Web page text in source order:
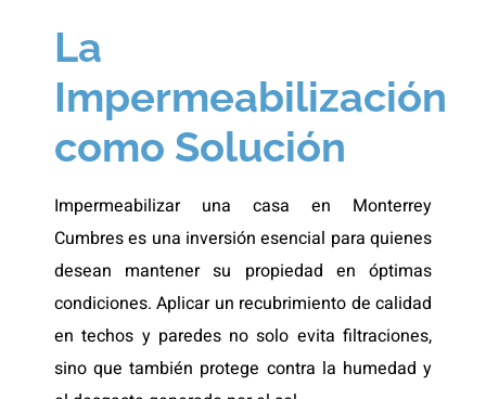
La
Impermeabilización
como Solución
Impermeabilizar una casa en Monterrey
Cumbres es una inversión esencial para quienes
desean mantener su propiedad en óptimas
condiciones. Aplicar un recubrimiento de calidad
en techos y paredes no solo evita filtraciones,
sino que también protege contra la humedad y